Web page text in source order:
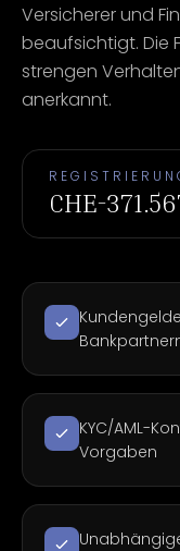
Versicherer und
beaufsichtigt. Die
strengen
anerkannt.
CHE-
KYC/AML-
Vorgaben